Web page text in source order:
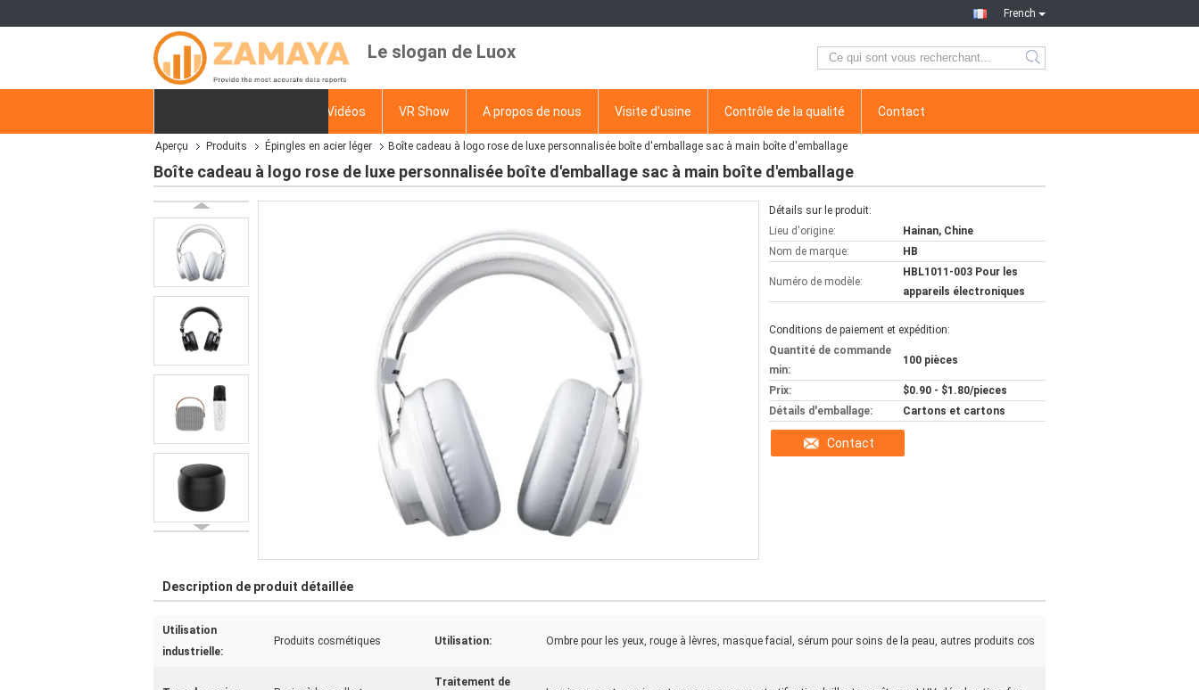
French
Le slogan de Luox
Vidéos VR Show A propos de nous Visite d'usine Contrôle de la qualité Contact
Demande de soumission
Aperçu Produits Épingles en acier léger Boîte cadeau à logo rose de luxe personnalisée boîte d'emballage sac à main boîte d'emballage
Boîte cadeau à logo rose de luxe personnalisée boîte d'emballage sac à main boîte d'emballage
Détails sur le produit:
Lieu d'origine:
Hainan, Chine
Nom de marque:
HB
Numéro de modèle:
HBL1011-003 Pour les
appareils électroniques
Conditions de paiement et expédition:
Quantité de commande
min:
100 pièces
Prix:
$0.90 - $1.80/pieces
Détails d'emballage:
Cartons et cartons
Contact
Description de produit détaillée
Utilisation
industrielle:
Produits cosmétiques Utilisation: Ombre pour les yeux, rouge à lèvres, masque facial, sérum pour soins de la peau, autres produits cos
Traitement de